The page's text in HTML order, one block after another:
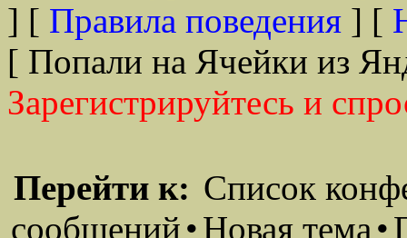
] [ Правила поведения ] [
[ Попали на Ячейки из
Зарегистрируйтесь и
Перейти к: Список
сообщений•Новая тема•